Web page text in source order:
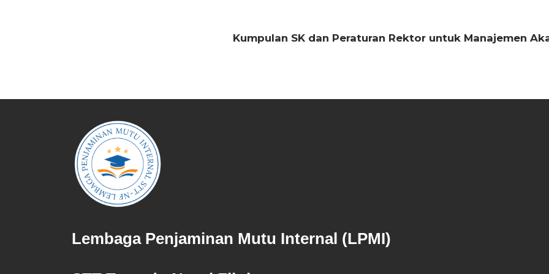
Kumpulan SK dan Peraturan Rektor untuk Manajemen
Lembaga Penjaminan Mutu Internal (LPMI)